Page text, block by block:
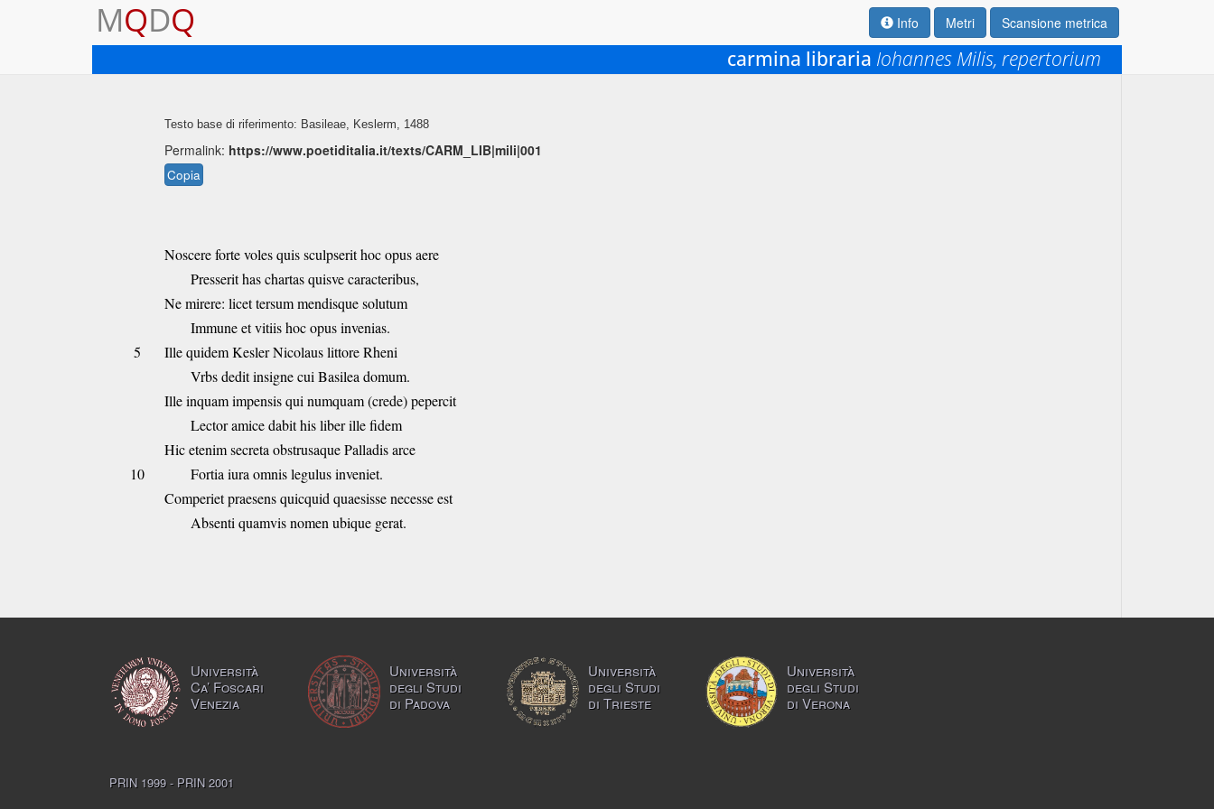
MQDQ Info Metri Scansione metrica
carmina libraria Iohannes Milis, repertorium
Testo base di riferimento: Basileae, Keslerm, 1488
Permalink: https://www.poetiditalia.it/texts/CARM_LIB|mili|001
Copia
Noscere forte voles quis sculpserit hoc opus aere
Presserit has chartas quisve caracteribus,
Ne mirere: licet tersum mendisque solutum
Immune et vitiis hoc opus invenias.
5
Ille quidem Kesler Nicolaus littore Rheni
Vrbs dedit insigne cui Basilea domum.
Ille inquam impensis qui numquam (crede) pepercit
Lector amice dabit his liber ille fidem
Hic etenim secreta obstrusaque Palladis arce
10
Fortia iura omnis legulus inveniet.
Comperiet praesens quicquid quaesisse necesse est
Absenti quamvis nomen ubique gerat.
Università
Ca’ Foscari
Venezia
Università
degli Studi
di Padova
Università
degli Studi
di Trieste
Università
degli Studi
di Verona
PRIN 1999 - PRIN 2001